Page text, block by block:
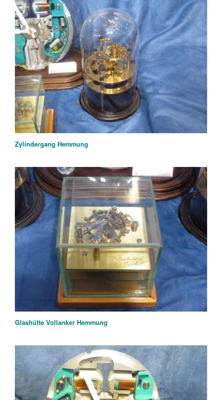
Zylindergang Hemmung
Glashütte Vollanker Hemmung